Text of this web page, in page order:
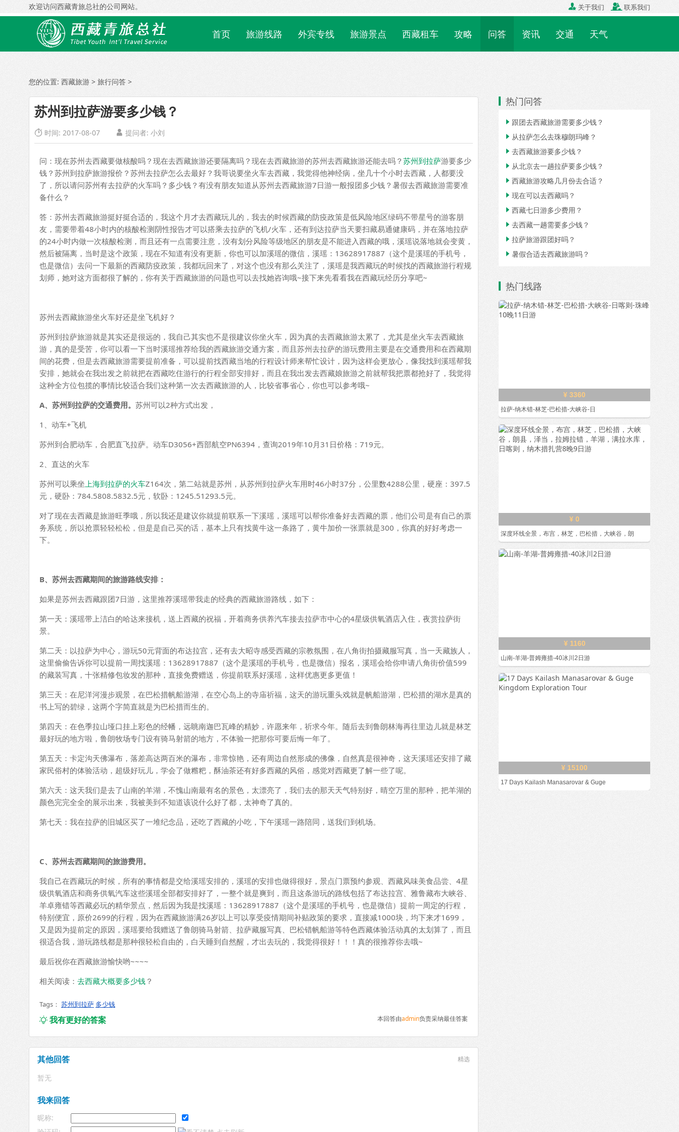
欢迎访问西藏青旅总社的公司网站。  关于我们  联系我们
首页 旅游线路 外宾专线 旅游景点 西藏租车 攻略 问答 资讯 交通 天气
您的位置: 西藏旅游 > 旅行问答 >
苏州到拉萨游要多少钱？
 时间: 2017-08-07  提问者: 小刘
问：现在苏州去西藏要做核酸吗？现在去西藏旅游还要隔离吗？现在去西藏旅游的苏州去西藏旅游还能去吗？ 苏州到拉萨游要多少
钱？苏州到拉萨旅游报价？苏州去拉萨怎么去最好？我哥说要坐火车去西藏，我觉得他神经病，坐几十个小时去西藏，人都要没
了，所以请问苏州有去拉萨的火车吗？多少钱？有没有朋友知道从苏州去西藏旅游7日游一般报团多少钱？暑假去西藏旅游需要准
备什么？
答：苏州去西藏旅游挺好挺合适的，我这个月才去西藏玩儿的，我去的时候西藏的防疫政策是低风险地区绿码不带星号的游客朋
友，需要带着48小时内的核酸检测阴性报告才可以搭乘去拉萨的飞机/火车，还有到达拉萨当天要扫藏易通健康码，并在落地拉萨
的24小时内做一次核酸检测，而且还有一点需要注意，没有划分风险等级地区的朋友是不能进入西藏的哦，溪瑶说落地就会变黄，
然后被隔离，当时是这个政策，现在不知道有没有更新，你也可以加溪瑶的微信，溪瑶：13628917887（这个是溪瑶的手机号，
也是微信）去问一下最新的西藏防疫政策，我都玩回来了，对这个也没有那么关注了，溪瑶是我西藏玩的时候找的西藏旅游行程规
划师，她对这方面都很了解的，你有关于西藏旅游的问题也可以去找她咨询哦~接下来先看看我在西藏玩经历分享吧~
苏州去西藏旅游坐火车好还是坐飞机好？
苏州到拉萨旅游就是其实还是很远的，我自己其实也不是很建议你坐火车，因为真的去西藏旅游太累了，尤其是坐火车去西藏旅
游，真的是受苦，你可以看一下当时溪瑶推荐给我的西藏旅游交通方案，而且苏州去拉萨的游玩费用主要是在交通费用和在西藏期
间的花费，但是去西藏旅游需要提前准备，可以提前找西藏当地的行程设计师来帮忙设计，因为这样会更放心，像我找到溪瑶帮我
安排，她就会在我出发之前就把在西藏吃住游行的行程全部安排好，而且在我出发去西藏娘旅游之前就帮我把票都抢好了，我觉得
这种全方位包揽的事情比较适合我们这种第一次去西藏旅游的人，比较省事省心，你也可以参考哦~
A、苏州到拉萨的交通费用。 苏州可以2种方式出发，
1、动车+飞机
苏州到合肥动车，合肥直飞拉萨。动车D3056+西部航空PN6394，查询2019年10月31日价格：719元。
2、直达的火车
苏州可以乘坐上海到拉萨的火车Z164次，第二站就是苏州，从苏州到拉萨火车用时46小时37分，公里数4288公里，硬座：397.5
元，硬卧：784.5808.5832.5元，软卧：1245.51293.5元。
对了现在去西藏是旅游旺季哦，所以我还是建议你就提前联系一下溪瑶，溪瑶可以帮你准备好去西藏的票，他们公司是有自己的票
务系统，所以抢票轻轻松松，但是是自己买的话，基本上只有找黄牛这一条路了，黄牛加价一张票就是300，你真的好好考虑一
下。
B、苏州去西藏期间的旅游路线安排：
如果是苏州去西藏跟团7日游，这里推荐溪瑶带我走的经典的西藏旅游路线，如下：
第一天：溪瑶带上洁白的哈达来接机，送上西藏的祝福，开着商务供养汽车接去拉萨市中心的4星级供氧酒店入住，夜赏拉萨街
景。
第二天：以拉萨为中心，游玩50元背面的布达拉宫，还有去大昭寺感受西藏的宗教氛围，在八角街拍摄藏服写真，当一天藏族人，
这里偷偷告诉你可以提前一周找溪瑶：13628917887（这个是溪瑶的手机号，也是微信）报名，溪瑶会给你申请八角街价值599
的藏装写真，十张精修包妆发的那种，直接免费赠送，你提前联系好溪瑶，这样优惠更多更值！
第三天：在尼洋河漫步观景，在巴松措帆船游湖，在空心岛上的寺庙祈福，这天的游玩重头戏就是帆船游湖，巴松措的湖水是真的
书上写的碧绿，这两个字简直就是为巴松措而生的。
第四天：在色季拉山垭口挂上彩色的经幡，远眺南迦巴瓦峰的精妙，许愿来年，祈求今年。随后去到鲁朗林海再往里边儿就是林芝
最好玩的地方啦，鲁朗牧场专门设有骑马射箭的地方，不体验一把那你可要后悔一年了。
第五天：卡定沟天佛瀑布，落差高达两百米的瀑布，非常惊艳，还有周边自然形成的佛像，自然真是很神奇，这天溪瑶还安排了藏
家民俗村的体验活动，超级好玩儿，学会了做糌粑，酥油茶还有好多西藏的风俗，感觉对西藏更了解一些了呢。
第六天：这天我们是去了山南的羊湖，不愧山南最有名的景色，太漂亮了，我们去的那天天气特别好，晴空万里的那种，把羊湖的
颜色完完全全的展示出来，我被美到不知道该说什么好了都，太神奇了真的。
第七天：我在拉萨的旧城区买了一堆纪念品，还吃了西藏的小吃，下午溪瑶一路陪同，送我们到机场。
C、苏州去西藏期间的旅游费用。
我自己在西藏玩的时候，所有的事情都是交给溪瑶安排的，溪瑶的安排也做得很好，景点门票预约参观、西藏风味美食品尝、4星
级供氧酒店和商务供氧汽车这些溪瑶全部都安排好了，一整个就是爽到，而且这条游玩的路线包括了布达拉宫、雅鲁藏布大峡谷、
羊卓雍错等西藏必玩的精华景点，然后因为我是找溪瑶：13628917887（这个是溪瑶的手机号，也是微信）提前一周定的行程，
特别便宜，原价2699的行程，因为在西藏旅游满26岁以上可以享受疫情期间补贴政策的要求，直接减1000块，均下来才1699，
又是因为提前定的原因，溪瑶要给我赠送了鲁朗骑马射箭、拉萨藏服写真、巴松错帆船游等特色西藏体验活动真的太划算了，而且
很适合我，游玩路线都是那种很轻松自由的，白天睡到自然醒，才出去玩的，我觉得很好！！！真的很推荐你去哦~
最后祝你在西藏旅游愉快哟~~~~
相关阅读： 去西藏大概要多少钱 ？
Tags： 苏州到拉萨 多少钱
我有更好的答案 本回答由admin负责采纳最佳答案
其他回答 精选
暂无
我来回答
昵称:
热门问答
 跟团去西藏旅游需要多少钱？
 从拉萨怎么去珠穆朗玛峰？
 去西藏旅游要多少钱？
 从北京去一趟拉萨要多少钱？
 西藏旅游攻略几月份去合适？
 现在可以去西藏吗？
 西藏七日游多少费用？
 去西藏一趟需要多少钱？
 拉萨旅游跟团好吗？
 暑假合适去西藏旅游吗？
热门线路
¥ 3360
拉萨-纳木错-林芝-巴松措-大峡谷-日
¥ 0
深度环线全景，布宫，林芝，巴松措，大峡谷，朗
¥ 1160
山南-羊湖-普姆雍措-40冰川2日游
¥ 15100
17 Days Kailash Manasarovar & Guge